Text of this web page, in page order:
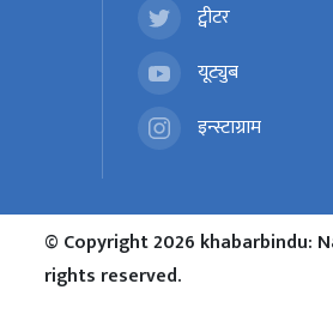
ट्वीटर
यूट्युब
इन्स्टाग्राम
© Copyright 2026 khabarbindu:
rights reserved.